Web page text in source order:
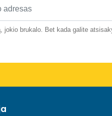
jokio brukalo. Bet kada galite